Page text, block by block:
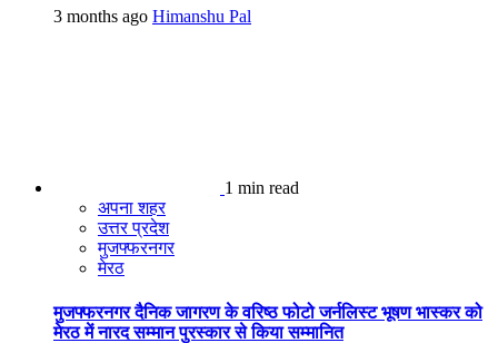
3 months ago Himanshu Pal
1 min read
अपना शहर
उत्तर प्रदेश
मुजफ्फरनगर
मेरठ
मुजफ्फरनगर दैनिक जागरण के वरिष्ठ फोटो जर्नलिस्ट भूषण भास्कर को
मेरठ में नारद सम्मान पुरस्कार से किया सम्मानित